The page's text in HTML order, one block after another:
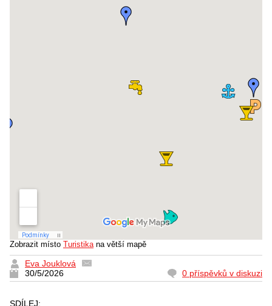
Zobrazit místo Turistika na větší mapě
Eva Jouklová
30/5/2026
0 příspěvků v diskuzi
SDÍLEJ: